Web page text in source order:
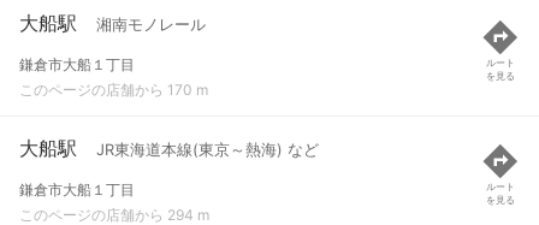
大船駅 湘南モノレール
鎌倉市大船１丁目
このページの店舗から 170 m
ルート
を見る
大船駅 JR東海道本線(東京～熱海) など
鎌倉市大船１丁目
このページの店舗から 294 m
ルート
を見る